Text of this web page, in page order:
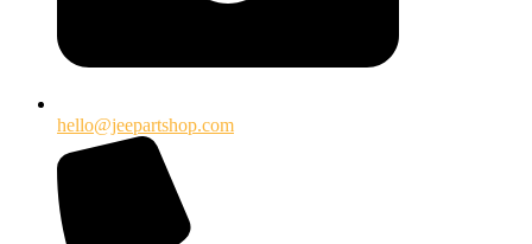
hello@jeepartshop.com